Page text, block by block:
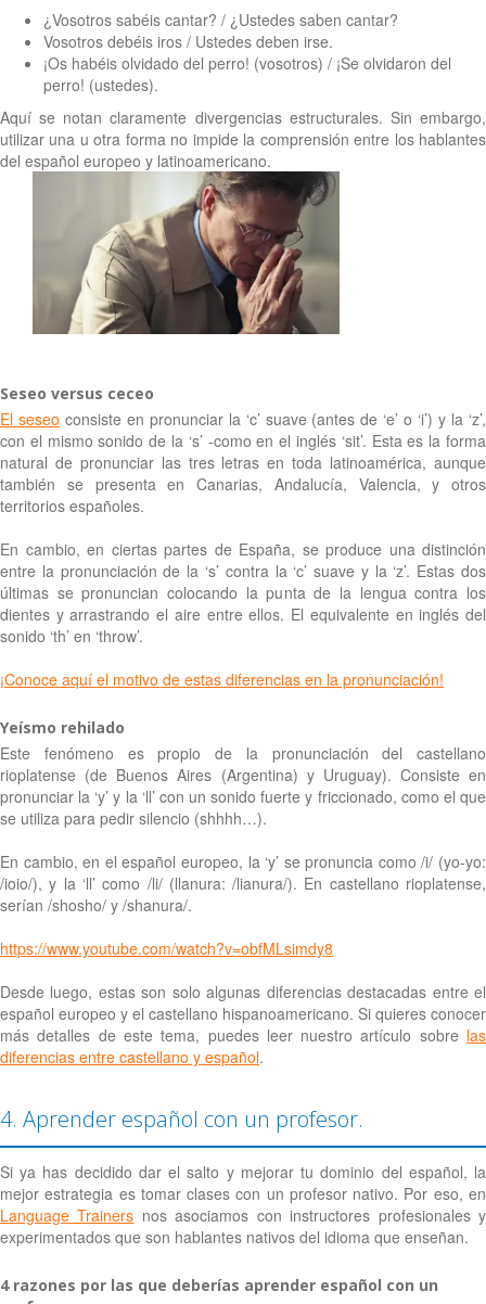
¿Vosotros sabéis cantar? / ¿Ustedes saben cantar?
Vosotros debéis iros / Ustedes deben irse.
¡Os habéis olvidado del perro! (vosotros) / ¡Se olvidaron del
perro! (ustedes).
Aquí se notan claramente divergencias estructurales. Sin embargo,
utilizar una u otra forma no impide la comprensión entre los hablantes
del español europeo y latinoamericano.
Seseo versus ceceo
El seseo consiste en pronunciar la ‘c’ suave (antes de ‘e’ o ‘i’) y la ‘z’,
con el mismo sonido de la ‘s’ -como en el inglés ‘sit’. Esta es la forma
natural de pronunciar las tres letras en toda latinoamérica, aunque
también se presenta en Canarias, Andalucía, Valencia, y otros
territorios españoles.
En cambio, en ciertas partes de España, se produce una distinción
entre la pronunciación de la ‘s’ contra la ‘c’ suave y la ‘z’. Estas dos
últimas se pronuncian colocando la punta de la lengua contra los
dientes y arrastrando el aire entre ellos. El equivalente en inglés del
sonido ‘th’ en ‘throw’.
¡Conoce aquí el motivo de estas diferencias en la pronunciación!
Yeísmo rehilado
Este fenómeno es propio de la pronunciación del castellano
rioplatense (de Buenos Aires (Argentina) y Uruguay). Consiste en
pronunciar la ‘y’ y la ‘ll’ con un sonido fuerte y friccionado, como el que
se utiliza para pedir silencio (shhhh…).
En cambio, en el español europeo, la ‘y’ se pronuncia como /i/ (yo-yo:
/ioio/), y la ‘ll’ como /li/ (llanura: /lianura/). En castellano rioplatense,
serían /shosho/ y /shanura/.
https://www.youtube.com/watch?v=obfMLsimdy8
Desde luego, estas son solo algunas diferencias destacadas entre el
español europeo y el castellano hispanoamericano. Si quieres conocer
más detalles de este tema, puedes leer nuestro artículo sobre las
diferencias entre castellano y español.
4. Aprender español con un profesor.
Si ya has decidido dar el salto y mejorar tu dominio del español, la
mejor estrategia es tomar clases con un profesor nativo. Por eso, en
Language Trainers nos asociamos con instructores profesionales y
experimentados que son hablantes nativos del idioma que enseñan.
4 razones por las que deberías aprender español con un